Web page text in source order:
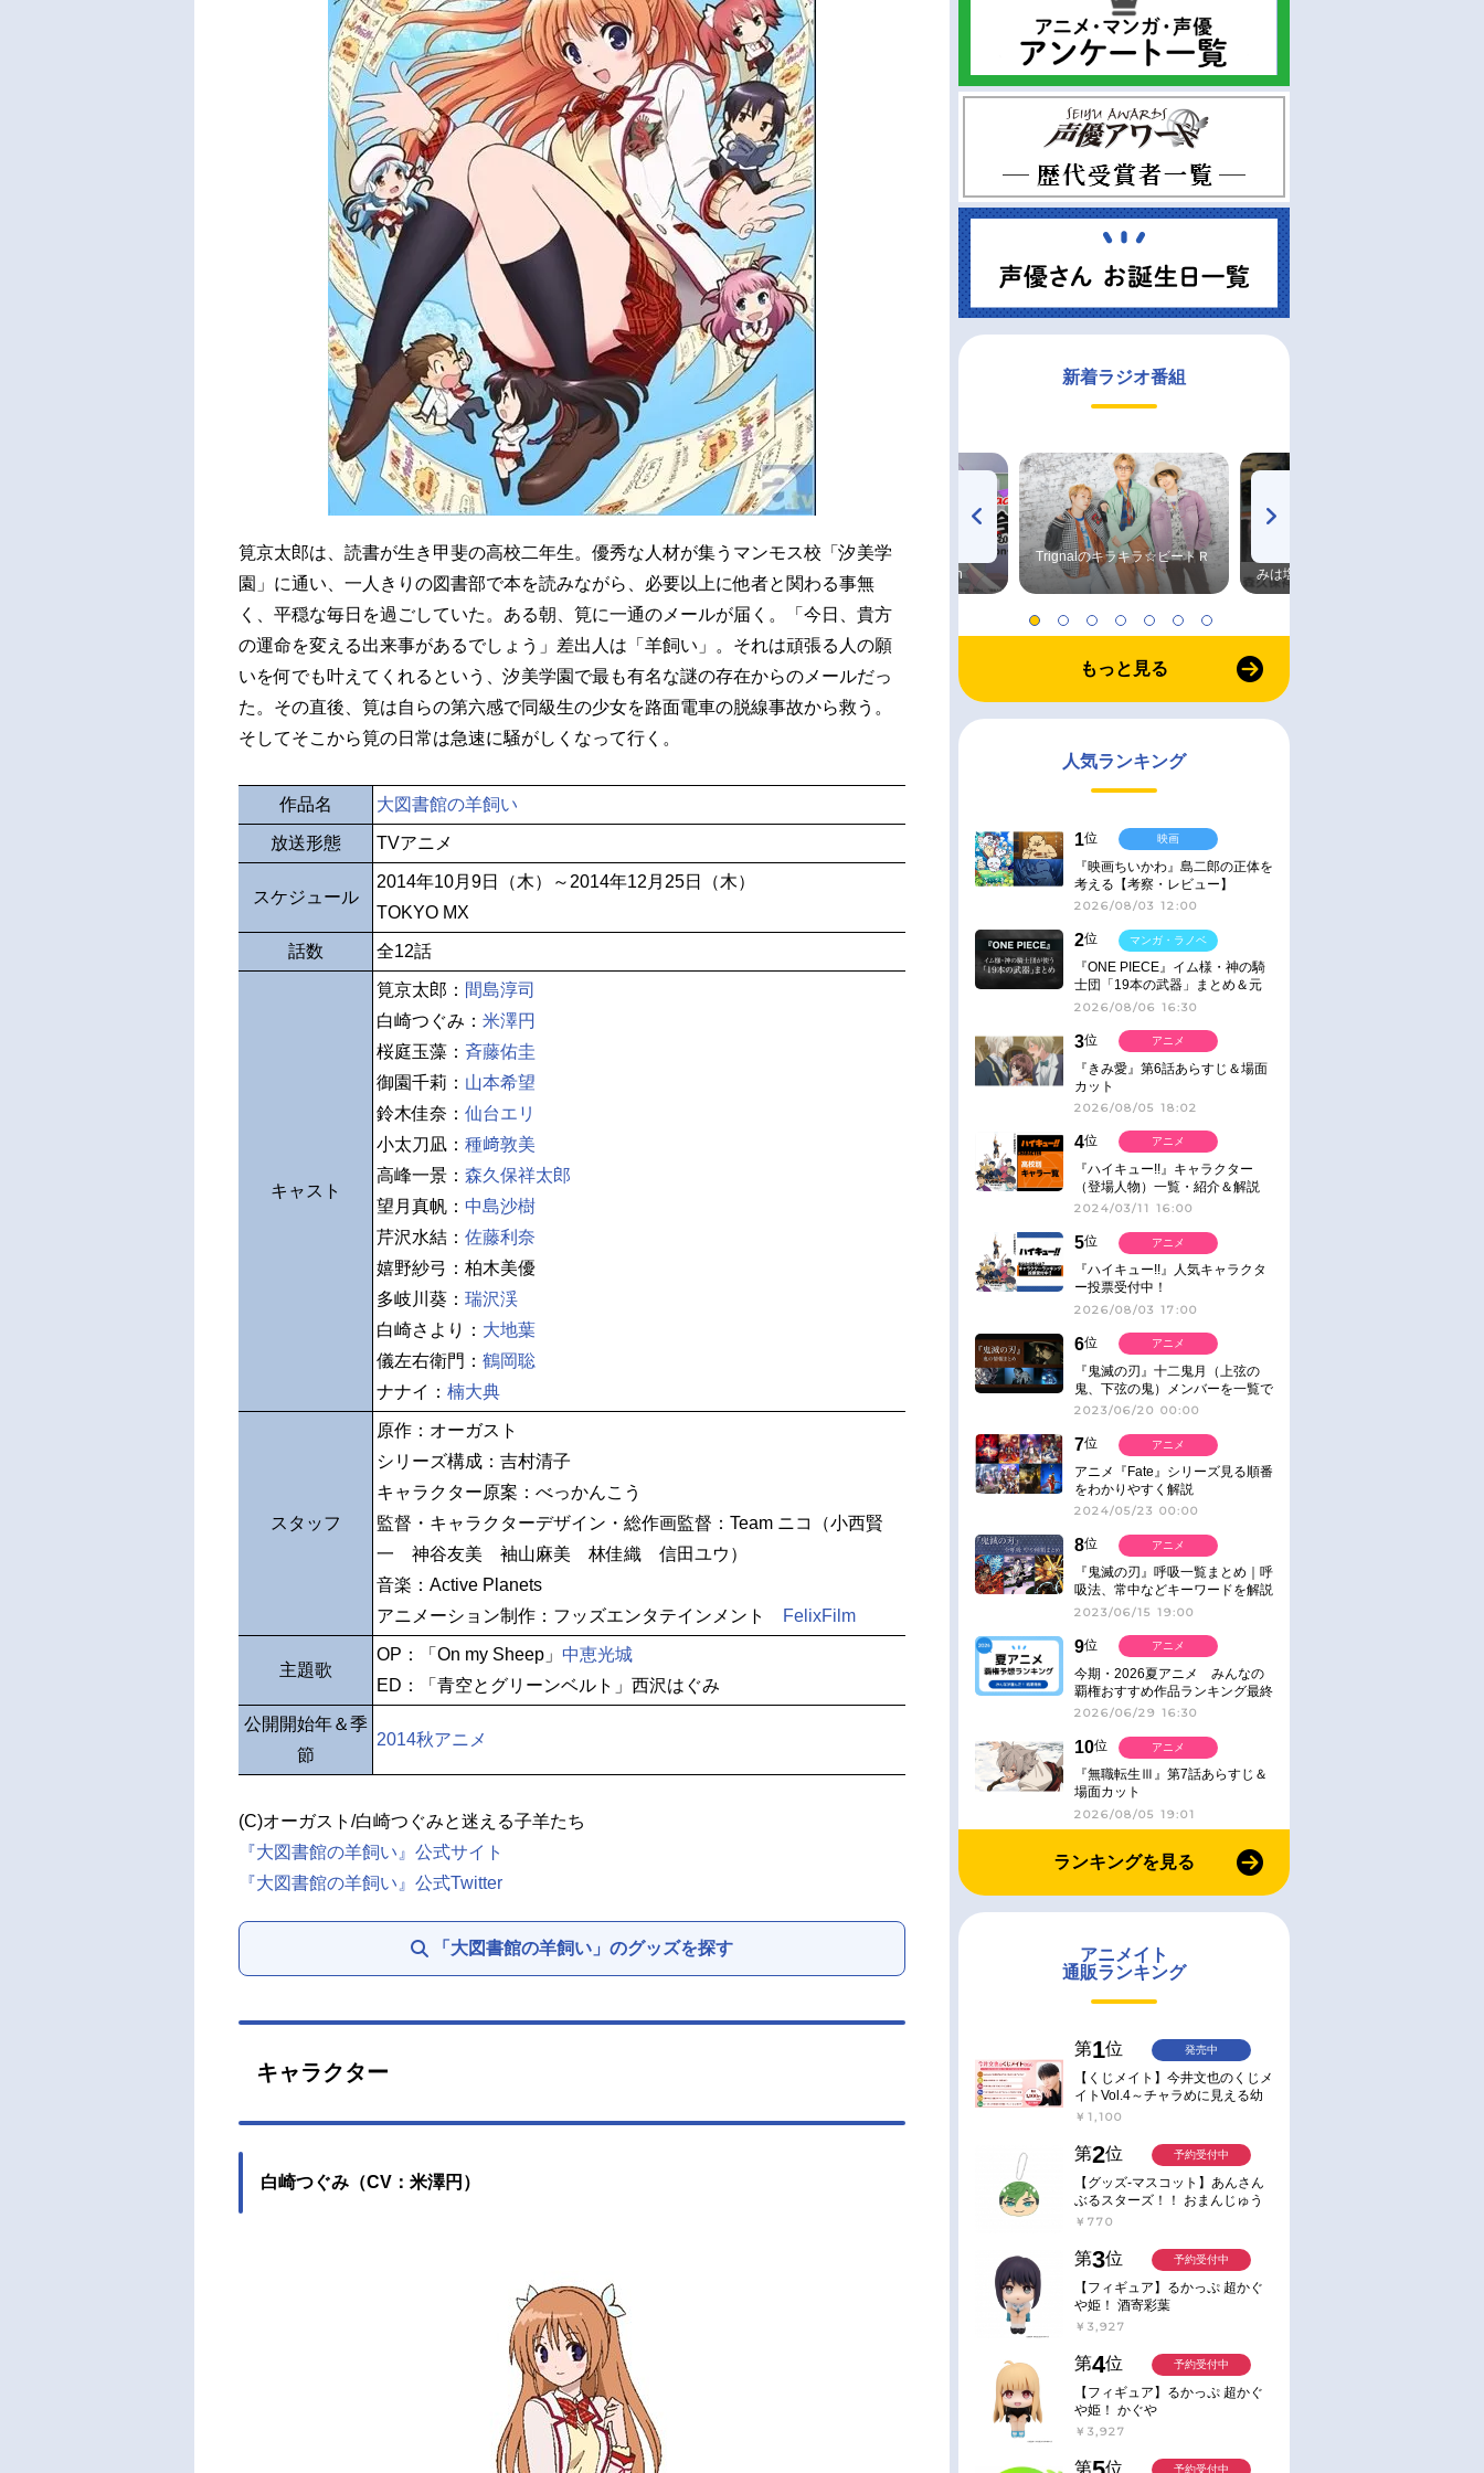
筧京太郎は、読書が生き甲斐の高校二年生。優秀な人材が集うマンモス校「汐美学
園」に通い、一人きりの図書部で本を読みながら、必要以上に他者と関わる事無
く、平穏な毎日を過ごしていた。ある朝、筧に一通のメールが届く。「今日、貴方
の運命を変える出来事があるでしょう」差出人は「羊飼い」。それは頑張る人の願
いを何でも叶えてくれるという、汐美学園で最も有名な謎の存在からのメールだっ
た。その直後、筧は自らの第六感で同級生の少女を路面電車の脱線事故から救う。
そしてそこから筧の日常は急速に騒がしくなって行く。
作品名 大図書館の羊飼い
放送形態 TVアニメ
スケジュール
2014年10月9日（木）～2014年12月25日（木）
TOKYO MX
話数 全12話
キャスト
筧京太郎： 間島淳司
白崎つぐみ： 米澤円
桜庭玉藻： 斉藤佑圭
御園千莉： 山本希望
鈴木佳奈： 仙台エリ
小太刀凪： 種﨑敦美
高峰一景： 森久保祥太郎
望月真帆： 中島沙樹
芹沢水結： 佐藤利奈
嬉野紗弓：柏木美優
多岐川葵： 瑞沢渓
白崎さより： 大地葉
儀左右衛門： 鶴岡聡
ナナイ： 楠大典
スタッフ
原作：オーガスト
シリーズ構成：吉村清子
キャラクター原案：べっかんこう
監督・キャラクターデザイン・総作画監督：Team ニコ（小西賢
一 神谷友美 袖山麻美 林佳織 信田ユウ）
音楽：Active Planets
アニメーション制作：フッズエンタテインメント
FelixFilm
主題歌
OP：「On my Sheep」 中恵光城
ED：「青空とグリーンベルト」西沢はぐみ
公開開始年＆季
節
2014秋アニメ
(C)オーガスト/白崎つぐみと迷える子羊たち
『大図書館の羊飼い』公式サイト
『大図書館の羊飼い』公式Twitter
「大図書館の羊飼い」のグッズを探す
キャラクター
白崎つぐみ（CV：米澤円）
新着ラジオ番組
高橋美紀のおんぷの気持ち
♪ in アニメイトタイムズ
TVアニメ『戦隊大失格』
radio 大直会 2nd season
Trignalのキラキラ☆ビートＲ
みは塩だけ
もっと見る
人気ランキング
1位
『映画ちいかわ』島二郎の正体を
考える【考察・レビュー】
2026/08/03 12:00
映画
2位
『ONE PIECE』イム様・神の騎
士団「19本の武器」まとめ＆元
ネタ
2026/08/06 16:30
マンガ・ラノベ
3位
『きみ愛』第6話あらすじ＆場面
カット
2026/08/05 18:02
アニメ
4位
『ハイキュー!!』キャラクター
（登場人物）一覧・紹介＆解説
2024/03/11 16:00
アニメ
5位
『ハイキュー!!』人気キャラクタ
ー投票受付中！
2026/08/03 17:00
アニメ
6位
『鬼滅の刃』十二鬼月（上弦の
鬼、下弦の鬼）メンバーを一覧で
紹介＆解説（登場鬼の情報まと
2023/06/20 00:00
アニメ
7位
アニメ『Fate』シリーズ見る順番
をわかりやすく解説
2024/05/23 00:00
アニメ
8位
『鬼滅の刃』呼吸一覧まとめ｜呼
吸法、常中などキーワードを解説
2023/06/15 19:00
アニメ
9位
今期・2026夏アニメ みんなの
覇権おすすめ作品ランキング最終
結果発表！
2026/06/29 16:30
アニメ
10位
『無職転生Ⅲ』第7話あらすじ＆
場面カット
2026/08/05 19:01
アニメ
ランキングを見る
アニメイト
通販ランキング
第1位
【くじメイト】今井文也のくじメ
イトVol.4～チャラめに見える幼
馴染、実は一途で独占欲が強いん
￥1,100
発売中
第2位
【グッズ-マスコット】あんさん
ぶるスターズ！！ おまんじゅう
にぎにぎマスコット ねくすと2
￥770
予約受付中
第3位
【フィギュア】るかっぷ 超かぐ
や姫！ 酒寄彩葉
￥3,927
予約受付中
第4位
【フィギュア】るかっぷ 超かぐ
や姫！ かぐや
￥3,927
予約受付中
第 位 予約受付中